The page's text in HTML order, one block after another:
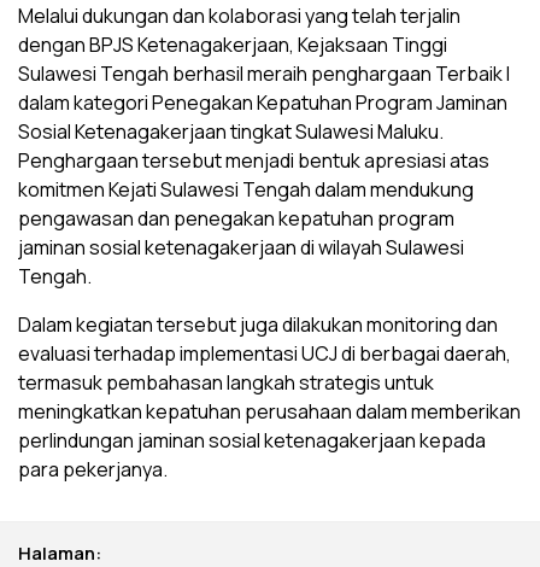
Melalui dukungan dan kolaborasi yang telah terjalin
dengan BPJS Ketenagakerjaan, Kejaksaan Tinggi
Sulawesi Tengah berhasil meraih penghargaan Terbaik I
dalam kategori Penegakan Kepatuhan Program Jaminan
Sosial Ketenagakerjaan tingkat Sulawesi Maluku.
Penghargaan tersebut menjadi bentuk apresiasi atas
komitmen Kejati Sulawesi Tengah dalam mendukung
pengawasan dan penegakan kepatuhan program
jaminan sosial ketenagakerjaan di wilayah Sulawesi
Tengah.
Dalam kegiatan tersebut juga dilakukan monitoring dan
evaluasi terhadap implementasi UCJ di berbagai daerah,
termasuk pembahasan langkah strategis untuk
meningkatkan kepatuhan perusahaan dalam memberikan
perlindungan jaminan sosial ketenagakerjaan kepada
para pekerjanya.
Halaman: